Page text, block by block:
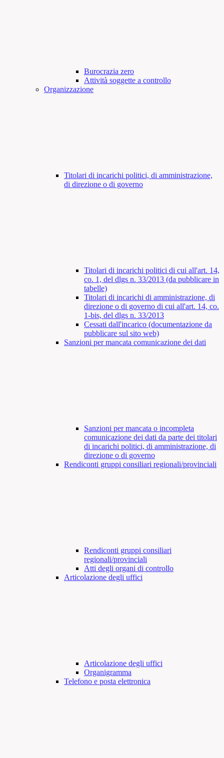
Burocrazia zero
Attività soggette a controllo
Organizzazione
Titolari di incarichi politici, di amministrazione,
di direzione o di governo
Titolari di incarichi politici di cui all'art. 14,
co. 1, del dlgs n. 33/2013 (da pubblicare in
tabelle)
Titolari di incarichi di amministrazione, di
direzione o di governo di cui all'art. 14, co.
1-bis, del dlgs n. 33/2013
Cessati dall'incarico (documentazione da
pubblicare sul sito web)
Sanzioni per mancata comunicazione dei dati
Sanzioni per mancata o incompleta
comunicazione dei dati da parte dei titolari
di incarichi politici, di amministrazione, di
direzione o di governo
Rendiconti gruppi consiliari regionali/provinciali
Rendiconti gruppi consiliari
regionali/provinciali
Atti degli organi di controllo
Articolazione degli uffici
Articolazione degli uffici
Organigramma
Telefono e posta elettronica